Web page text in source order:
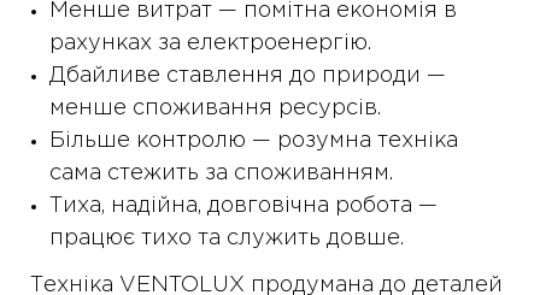
Менше витрат — помітна економія в
рахунках за електроенергію.
Дбайливе ставлення до природи —
менше споживання ресурсів.
Більше контролю — розумна техніка
сама стежить за споживанням.
Тиха, надійна, довговічна робота —
працює тихо та служить довше.
Техніка VENTOLUX продумана до деталей